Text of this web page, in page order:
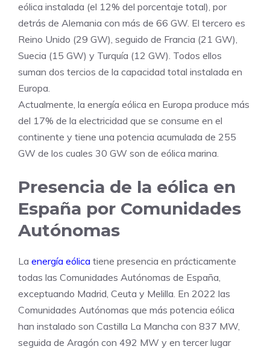
eólica instalada (el 12% del porcentaje total), por
detrás de Alemania con más de 66 GW. El tercero es
Reino Unido (29 GW), seguido de Francia (21 GW),
Suecia (15 GW) y Turquía (12 GW). Todos ellos
suman dos tercios de la capacidad total instalada en
Europa.
Actualmente, la energía eólica en Europa produce más
del 17% de la electricidad que se consume en el
continente y tiene una potencia acumulada de 255
GW de los cuales 30 GW son de eólica marina.
Presencia de la eólica en
España por Comunidades
Autónomas
La energía eólica tiene presencia en prácticamente
todas las Comunidades Autónomas de España,
exceptuando Madrid, Ceuta y Melilla. En 2022 las
Comunidades Autónomas que más potencia eólica
han instalado son Castilla La Mancha con 837 MW,
seguida de Aragón con 492 MW y en tercer lugar